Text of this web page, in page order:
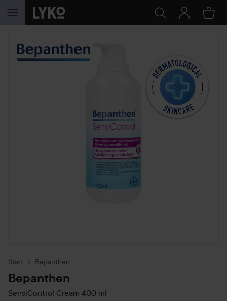
WEITER ZU INHALT
Start Bepanthen
Bepanthen
SensiControl Cream 400 ml